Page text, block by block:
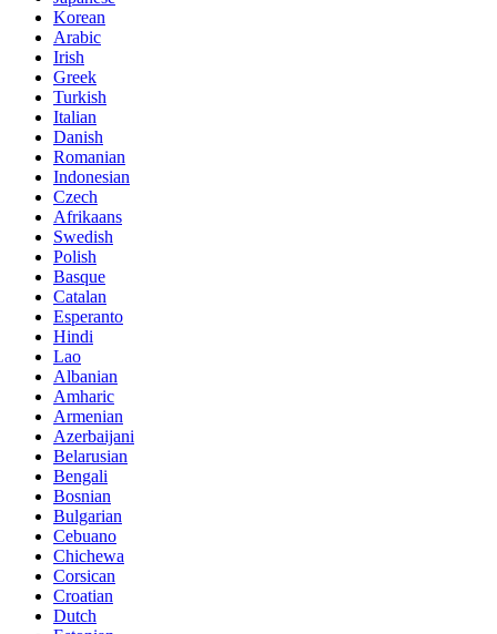
Korean
Arabic
Irish
Greek
Turkish
Italian
Danish
Romanian
Indonesian
Czech
Afrikaans
Swedish
Polish
Basque
Catalan
Esperanto
Hindi
Lao
Albanian
Amharic
Armenian
Azerbaijani
Belarusian
Bengali
Bosnian
Bulgarian
Cebuano
Chichewa
Corsican
Croatian
Dutch